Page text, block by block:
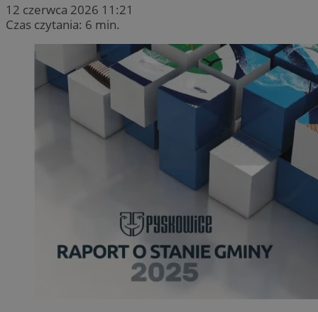
12 czerwca 2026 11:21
Czas czytania: 6 min.